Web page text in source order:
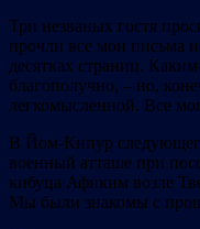
Три незваных гостя
прочли все мои письма
десятках страниц.
благополучно, – но,
легкомысленной. Все
В Йом‐Кипур
военный атташе при
кибуца Афиким возле
Мы были знакомы с